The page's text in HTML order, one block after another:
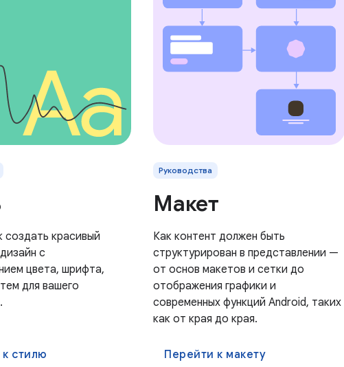
создать красивый
с
цвета, шрифта,
для вашего
стилю
Руководства
Макет
Как контент должен быть
структурирован в представлении —
от основ макетов и сетки до
отображения графики и
современных функций Android, таких
как от края до края.
Перейти к макету